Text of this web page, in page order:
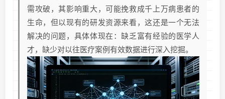
需攻破，其影响重大，可能挽救成千上万病患者的
生命，但以现有的研发资源来看，这还是一个无法
解决的问题，具体体现在：缺乏富有经验的医学人
才，缺少对以往医疗案例有效数据进行深入挖掘。